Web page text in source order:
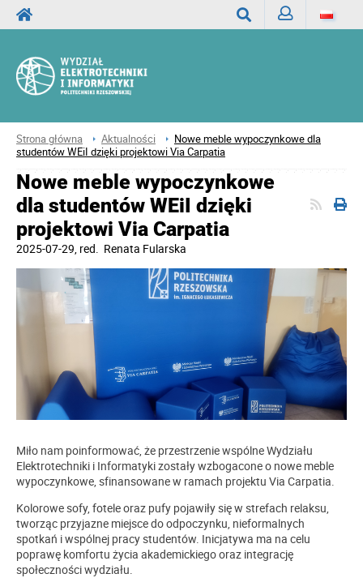
Strona główna Aktualności
Nowe meble wypoczynkowe dla
studentów WEiI dzięki projektowi Via Carpatia
Nowe meble wypoczynkowe
dla studentów WEiI dzięki
projektowi Via Carpatia
2025-07-29, red. Renata Fularska
Miło nam poinformować, że przestrzenie wspólne Wydziału
Elektrotechniki i Informatyki zostały wzbogacone o nowe meble
wypoczynkowe, sfinansowane w ramach projektu Via Carpatia.
Kolorowe sofy, fotele oraz pufy pojawiły się w strefach relaksu,
tworząc przyjazne miejsce do odpoczynku, nieformalnych
spotkań i wspólnej pracy studentów. Inicjatywa ma na celu
poprawę komfortu życia akademickiego oraz integrację
społeczności wydziału.